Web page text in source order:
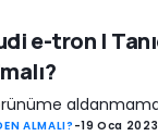
e-tron |
ALMALI? -19 Oca 2023